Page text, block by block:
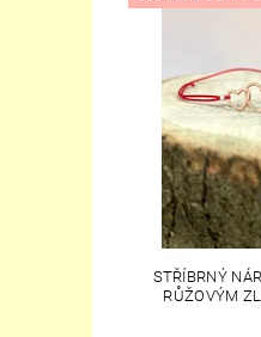
STŘÍBRNÝ
RŮŽOVÝM